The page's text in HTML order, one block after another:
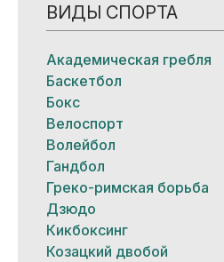
ВИДЫ СПОРТА
Академическая гребля
Баскетбол
Бокс
Велоспорт
Волейбол
Гандбол
Греко-римская борьба
Дзюдо
Кикбоксинг
Козацкий двобой